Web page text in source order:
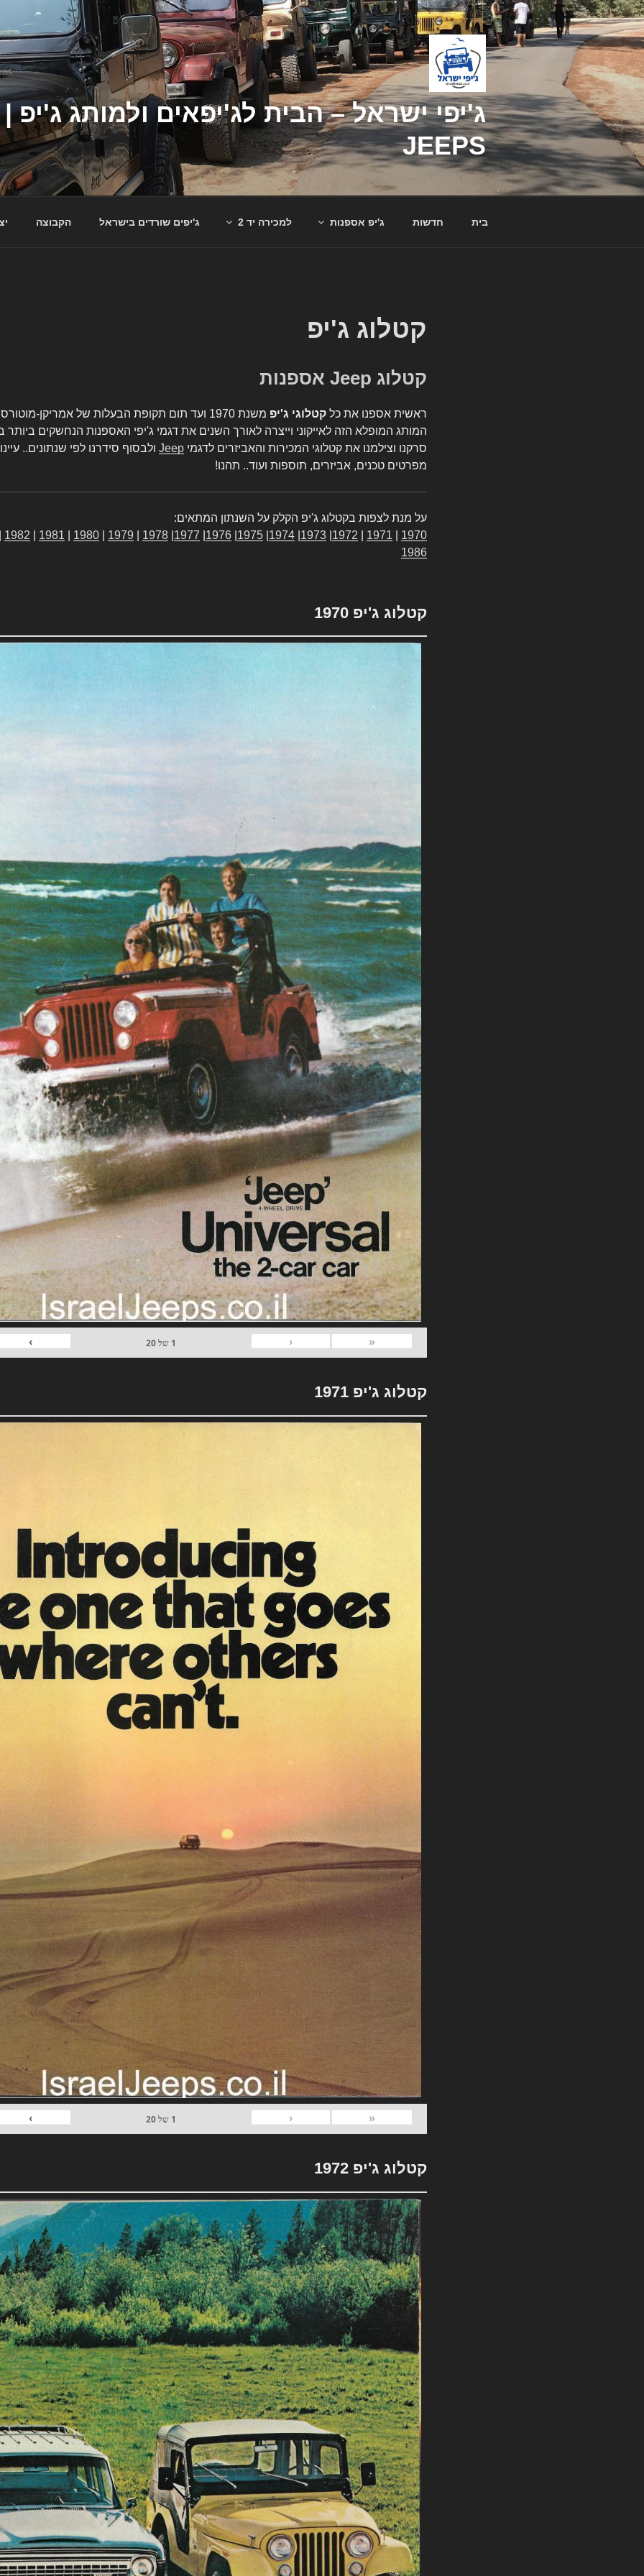
דילוג
לתוכן
JEEPS
בית חדשות ג'יפ אספנות למכירה יד 2 ג'יפים שורדים בישראל הקבוצה
קטלוג ג'יפ
קטלוג Jeep אספנות
ראשית אספנו את כל קטלוגי ג'יפ
משנת 1970 ועד תום תקופת הבעלות של אמריקן-
המותג המופלא הזה לאייקוני וייצרה לאורך השנים את דגמי ג'יפי האספנות הנחשקים
סרקנו וצילמנו את קטלוגי המכירות והאביזרים לדגמי Jeep ולבסוף סידרנו לפי שנתונים..
מפרטים טכנים, אביזרים, תוספות ועוד.. תהנו!
על מנת לצפות בקטלוג ג'יפ הקלק על השנתון המתאים:
1970
1971
1972
1973
1974
1975
1976
1977
1978
1979
1980
1981
1982
1986
קטלוג ג'יפ 1970
«
‹
1 של20
›
קטלוג ג'יפ 1971
«
‹
1 של20
›
קטלוג ג'יפ 1972